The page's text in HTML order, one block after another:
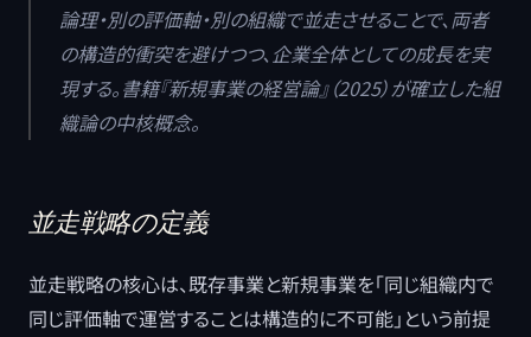
論理・別の評価軸・別の組織で並走させることで、両者
の構造的衝突を避けつつ、企業全体としての成長を実
現する。書籍『新規事業の経営論』（2025）が確立した組
織論の中核概念。
並走戦略の定義
並走戦略の核心は、既存事業と新規事業を「同じ組織内で
同じ評価軸で運営することは構造的に不可能」という前提